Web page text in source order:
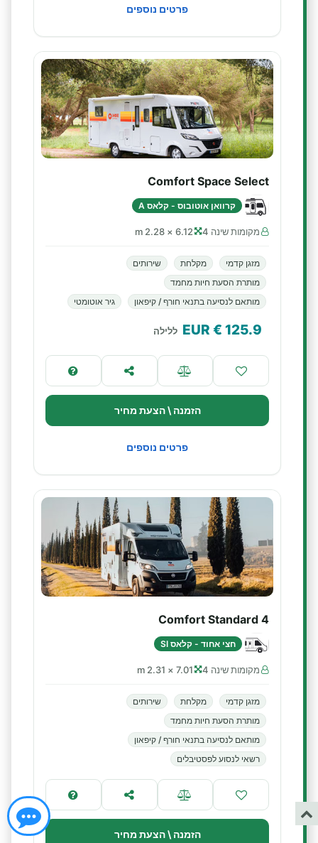
פרטים נוספים
Comfort Space Select
קרוואן אוטובוס - קלאס A
מקומות שינה 4 6.12 × 2.28 m
מזגן קדמי מקלחת
שירותים
מותרת הסעת חיות מחמד
מותאם לנסיעה בתנאי חורף / קיפאון
גיר אוטומטי
125.9
€ EUR ללילה
הזמנה \ הצעת מחיר
פרטים נוספים
Comfort Standard 4
חצי אחוד - קלאס SI
מקומות שינה 4 7.01 × 2.31 m
מזגן קדמי מקלחת
שירותים
מותרת הסעת חיות מחמד
מותאם לנסיעה בתנאי חורף / קיפאון
רשאי לנסוע לפסטיבלים
הזמנה \ הצעת מחיר